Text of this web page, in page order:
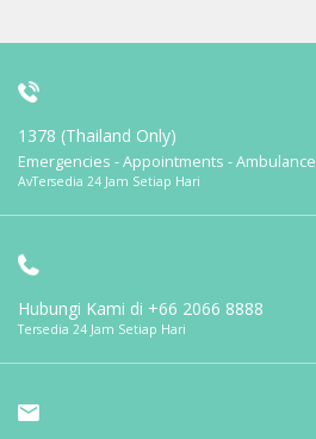
1378 (Thailand Only)
Emergencies - Appointments - Ambulance
AvTersedia 24 Jam Setiap Hari
Hubungi Kami di +66 2066 8888
Tersedia 24 Jam Setiap Hari